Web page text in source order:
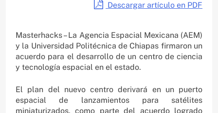
Descargar artículo en PDF
Masterhacks – La Agencia Espacial Mexicana (AEM)
y la Universidad Politécnica de Chiapas firmaron un
acuerdo para el desarrollo de un centro de ciencia
y tecnología espacial en el estado.
El plan del nuevo centro derivará en un puerto
espacial de lanzamientos para satélites
miniaturizados, como parte del acuerdo logrado